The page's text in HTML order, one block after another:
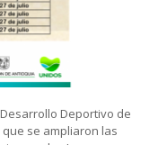
Deportivo de
se ampliaron las